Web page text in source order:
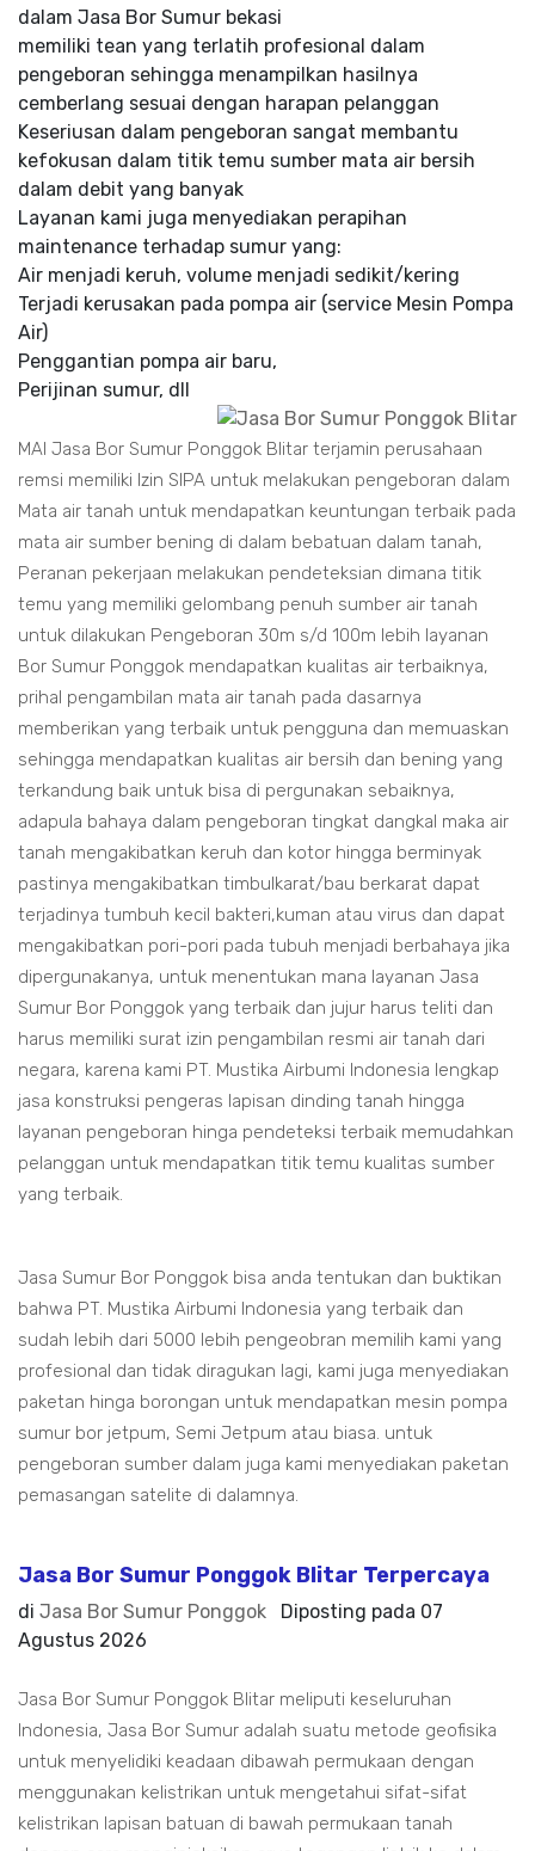
dalam Jasa Bor Sumur bekasi
memiliki tean yang terlatih profesional dalam
pengeboran sehingga menampilkan hasilnya
cemberlang sesuai dengan harapan pelanggan
Keseriusan dalam pengeboran sangat membantu
kefokusan dalam titik temu sumber mata air bersih
dalam debit yang banyak
Layanan kami juga menyediakan perapihan
maintenance terhadap sumur yang:
Air menjadi keruh, volume menjadi sedikit/kering
Terjadi kerusakan pada pompa air (service Mesin Pompa
Air)
Penggantian pompa air baru,
Perijinan sumur, dll
MAI Jasa Bor Sumur Ponggok Blitar terjamin perusahaan
remsi memiliki Izin SIPA untuk melakukan pengeboran dalam
Mata air tanah untuk mendapatkan keuntungan terbaik pada
mata air sumber bening di dalam bebatuan dalam tanah,
Peranan pekerjaan melakukan pendeteksian dimana titik
temu yang memiliki gelombang penuh sumber air tanah
untuk dilakukan Pengeboran 30m s/d 100m lebih layanan
Bor Sumur Ponggok mendapatkan kualitas air terbaiknya,
prihal pengambilan mata air tanah pada dasarnya
memberikan yang terbaik untuk pengguna dan memuaskan
sehingga mendapatkan kualitas air bersih dan bening yang
terkandung baik untuk bisa di pergunakan sebaiknya,
adapula bahaya dalam pengeboran tingkat dangkal maka air
tanah mengakibatkan keruh dan kotor hingga berminyak
pastinya mengakibatkan timbulkarat/bau berkarat dapat
terjadinya tumbuh kecil bakteri,kuman atau virus dan dapat
mengakibatkan pori-pori pada tubuh menjadi berbahaya jika
dipergunakanya, untuk menentukan mana layanan Jasa
Sumur Bor Ponggok yang terbaik dan jujur harus teliti dan
harus memiliki surat izin pengambilan resmi air tanah dari
negara, karena kami PT. Mustika Airbumi Indonesia lengkap
jasa konstruksi pengeras lapisan dinding tanah hingga
layanan pengeboran hinga pendeteksi terbaik memudahkan
pelanggan untuk mendapatkan titik temu kualitas sumber
yang terbaik.
Jasa Sumur Bor Ponggok bisa anda tentukan dan buktikan
bahwa PT. Mustika Airbumi Indonesia yang terbaik dan
sudah lebih dari 5000 lebih pengeobran memilih kami yang
profesional dan tidak diragukan lagi, kami juga menyediakan
paketan hinga borongan untuk mendapatkan mesin pompa
sumur bor jetpum, Semi Jetpum atau biasa. untuk
pengeboran sumber dalam juga kami menyediakan paketan
pemasangan satelite di dalamnya.
Jasa Bor Sumur Ponggok Blitar Terpercaya
di Jasa Bor Sumur Ponggok Diposting pada 07
Agustus 2026
Jasa Bor Sumur Ponggok Blitar meliputi keseluruhan
Indonesia, Jasa Bor Sumur adalah suatu metode geofisika
untuk menyelidiki keadaan dibawah permukaan dengan
menggunakan kelistrikan untuk mengetahui sifat-sifat
kelistrikan lapisan batuan di bawah permukaan tanah